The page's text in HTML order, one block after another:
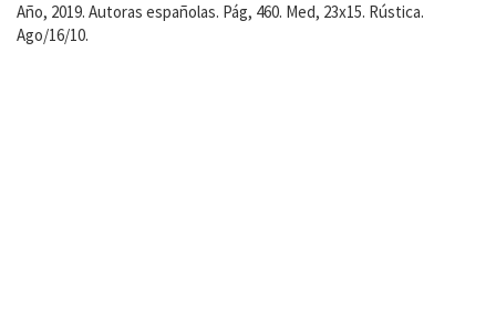
Año, 2019. Autoras españolas. Pág, 460. Med, 23x15. Rústica.
Ago/16/10.